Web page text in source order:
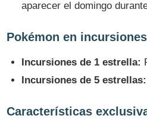
aparecer el domingo
Pokémon en incursiones
Incursiones de 1 estrella:
Incursiones de 5 estrellas:
Características